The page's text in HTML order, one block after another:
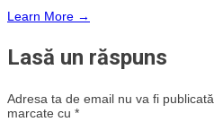
Learn More →
Lasă un răspuns
Adresa ta de email nu va fi publicată.
marcate cu *